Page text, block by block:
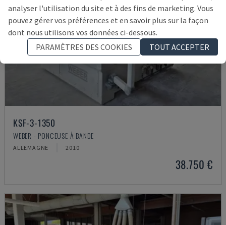
KSF-3-1350
WEBER - PONCEUSE À BANDE
ALLEMAGNE 2010
38.750 €
analyser l'utilisation du site et à des fins de marketing. Vous
pouvez gérer vos préférences et en savoir plus sur la façon
dont nous utilisons vos données ci-dessous.
PARAMÈTRES DES COOKIES
TOUT ACCEPTER